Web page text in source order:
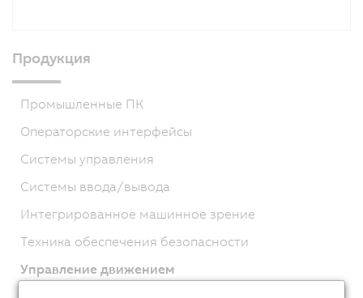
Продукция
Промышленные ПК
Операторские интерфейсы
Системы управления
Системы ввода/вывода
Интегрированное машинное зрение
Техника обеспечения безопасности
Управление движением